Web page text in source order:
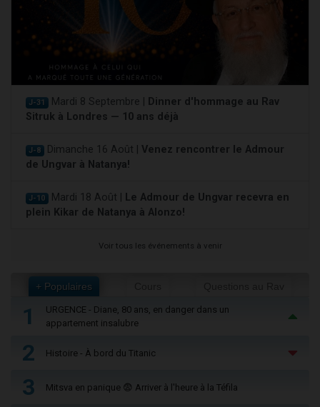
J-31 Mardi 8 Septembre |
Dinner d'hommage au Rav
Sitruk à Londres — 10 ans déjà
J-8 Dimanche 16 Août | Venez rencontrer le Admour
de Ungvar à Natanya!
J-10 Mardi 18 Août |
Le Admour de Ungvar recevra en
plein Kikar de Natanya à Alonzo!
Voir tous les événements à venir
+ Populaires
1
URGENCE - Diane, 80 ans, en danger dans un
appartement insalubre
2 Histoire - À bord du Titanic
3 Mitsva en panique 😨 Arriver à l'heure à la Téfila